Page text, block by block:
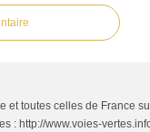
et toutes celles de France
: http://www.voies-